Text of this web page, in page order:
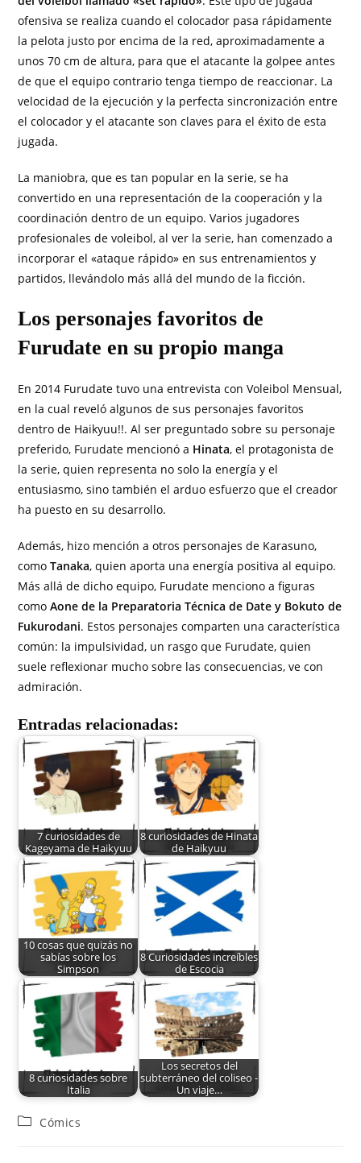
ofensiva se realiza cuando el colocador pasa rápidamente
la pelota justo por encima de la red, aproximadamente a
unos 70 cm de altura, para que el atacante la golpee antes
de que el equipo contrario tenga tiempo de reaccionar. La
velocidad de la ejecución y la perfecta sincronización entre
el colocador y el atacante son claves para el éxito de esta
jugada.
La maniobra, que es tan popular en la serie, se ha
convertido en una representación de la cooperación y la
coordinación dentro de un equipo. Varios jugadores
profesionales de voleibol, al ver la serie, han comenzado a
incorporar el «ataque rápido» en sus entrenamientos y
partidos, llevándolo más allá del mundo de la ficción.
Los personajes favoritos de
Furudate en su propio manga
En 2014 Furudate tuvo una entrevista con Voleibol Mensual,
en la cual reveló algunos de sus personajes favoritos
dentro de Haikyuu!!. Al ser preguntado sobre su personaje
preferido, Furudate mencionó a Hinata, el protagonista de
la serie, quien representa no solo la energía y el
entusiasmo, sino también el arduo esfuerzo que el creador
ha puesto en su desarrollo.
Además, hizo mención a otros personajes de Karasuno,
comoTanaka, quien aporta una energía positiva al equipo.
Más allá de dicho equipo, Furudate menciono a figuras
comoAone de la Preparatoria Técnica de Date y Bokuto de
Fukurodani. Estos personajes comparten una característica
común: la impulsividad, un rasgo que Furudate, quien
suele reflexionar mucho sobre las consecuencias, ve con
admiración.
Entradas relacionadas:
7 curiosidades de
Kageyama de Haikyuu
8 curiosidades de Hinata
de Haikyuu
10 cosas que quizás no
sabías sobre los
Simpson
8 Curiosidades increíbles
de Escocia
8 curiosidades sobre
Italia
Los secretos del
subterráneo del coliseo -
Un viaje…
Cómics